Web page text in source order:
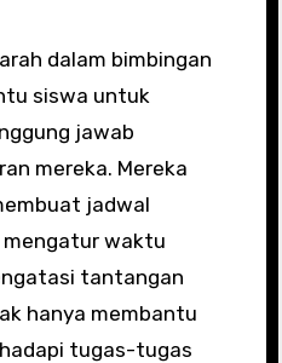
dalam bimbingan
siswa untuk
jawab
mereka. Mereka
jadwal
waktu
tantangan
hanya membantu
tugas-tugas